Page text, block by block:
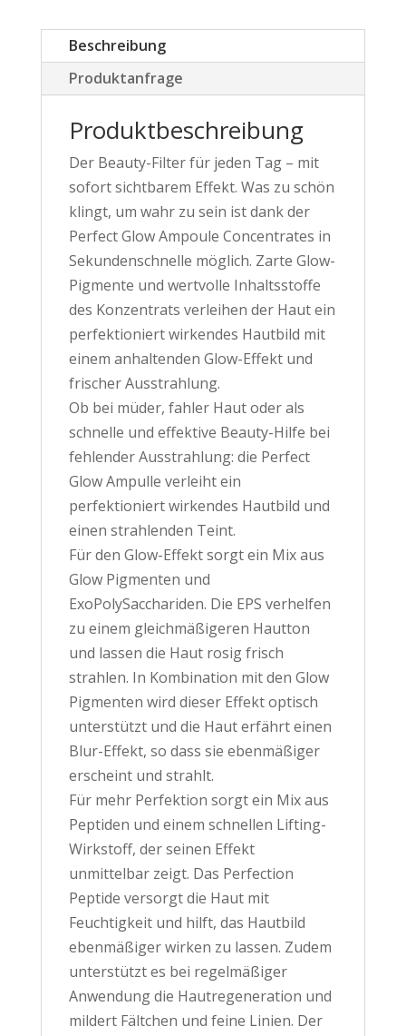
Beschreibung
Produktanfrage
Produktbeschreibung
Der Beauty-Filter für jeden Tag – mit
sofort sichtbarem Effekt. Was zu schön
klingt, um wahr zu sein ist dank der
Perfect Glow Ampoule Concentrates in
Sekundenschnelle möglich. Zarte Glow-
Pigmente und wertvolle Inhaltsstoffe
des Konzentrats verleihen der Haut ein
perfektioniert wirkendes Hautbild mit
einem anhaltenden Glow-Effekt und
frischer Ausstrahlung.
Ob bei müder, fahler Haut oder als
schnelle und effektive Beauty-Hilfe bei
fehlender Ausstrahlung: die Perfect
Glow Ampulle verleiht ein
perfektioniert wirkendes Hautbild und
einen strahlenden Teint.
Für den Glow-Effekt sorgt ein Mix aus
Glow Pigmenten und
ExoPolySacchariden. Die EPS verhelfen
zu einem gleichmäßigeren Hautton
und lassen die Haut rosig frisch
strahlen. In Kombination mit den Glow
Pigmenten wird dieser Effekt optisch
unterstützt und die Haut erfährt einen
Blur-Effekt, so dass sie ebenmäßiger
erscheint und strahlt.
Für mehr Perfektion sorgt ein Mix aus
Peptiden und einem schnellen Lifting-
Wirkstoff, der seinen Effekt
unmittelbar zeigt. Das Perfection
Peptide versorgt die Haut mit
Feuchtigkeit und hilft, das Hautbild
ebenmäßiger wirken zu lassen. Zudem
unterstützt es bei regelmäßiger
Anwendung die Hautregeneration und
mildert Fältchen und feine Linien. Der